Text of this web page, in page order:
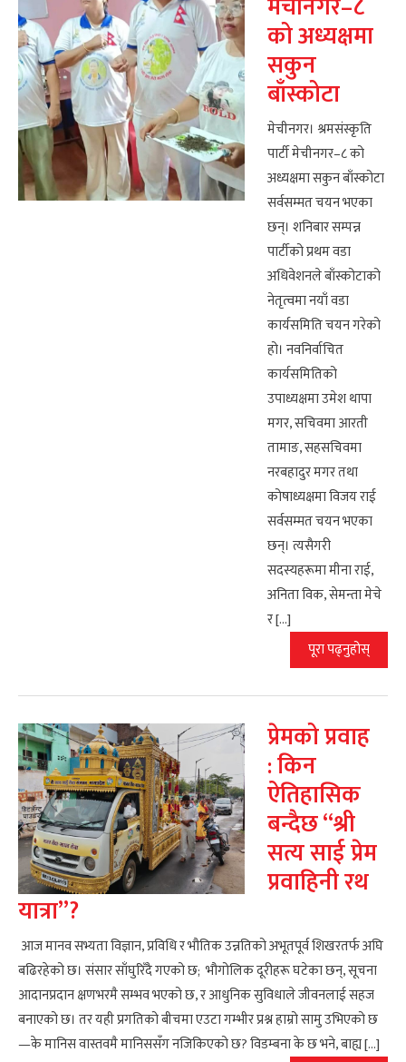
मेचीनगर–८
को अध्यक्षमा
सकुन
बाँस्कोटा
मेचीनगर। श्रमसंस्कृति
पार्टी मेचीनगर–८ को
अध्यक्षमा सकुन बाँस्कोटा
सर्वसम्मत चयन भएका
छन्। शनिबार सम्पन्न
पार्टीको प्रथम वडा
अधिवेशनले बाँस्कोटाको
नेतृत्वमा नयाँ वडा
कार्यसमिति चयन गरेको
हो। नवनिर्वाचित
कार्यसमितिको
उपाध्यक्षमा उमेश थापा
मगर, सचिवमा आरती
तामाङ, सहसचिवमा
नरबहादुर मगर तथा
कोषाध्यक्षमा विजय राई
सर्वसम्मत चयन भएका
छन्। त्यसैगरी
सदस्यहरूमा मीना राई,
अनिता विक, सेमन्ता मेचे
र […]
पूरा पढ्नुहोस्
प्रेमको प्रवाह
: किन
ऐतिहासिक
बन्दैछ “श्री
सत्य साई प्रेम
प्रवाहिनी रथ
यात्रा”?
आज मानव सभ्यता विज्ञान, प्रविधि र भौतिक उन्नतिको अभूतपूर्व शिखरतर्फ अघि
बढिरहेको छ। संसार साँघुरिँदै गएको छ; भौगोलिक दूरीहरू घटेका छन्, सूचना
आदानप्रदान क्षणभरमै सम्भव भएको छ, र आधुनिक सुविधाले जीवनलाई सहज
बनाएको छ। तर यही प्रगतिको बीचमा एउटा गम्भीर प्रश्न हाम्रो सामु उभिएको छ
—के मानिस वास्तवमै मानिससँग नजिकिएको छ? विडम्बना के छ भने, बाह्य […]